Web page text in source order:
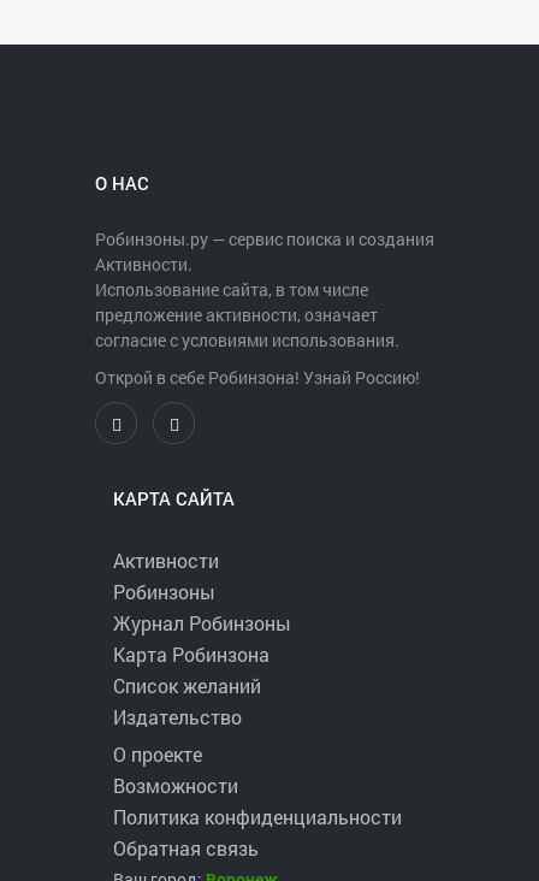
О НАС
Робинзоны.ру — сервис поиска и создания
Активности.
Использование сайта, в том числе
предложение активности, означает
согласие с условиями использования.
Открой в себе Робинзона! Узнай Россию!
КАРТА САЙТА
Активности
Робинзоны
Журнал Робинзоны
Карта Робинзона
Список желаний
Издательство
О проекте
Возможности
Политика конфиденциальности
Обратная связь